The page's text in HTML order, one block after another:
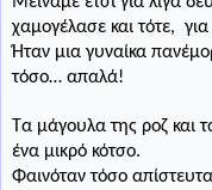
χαμογέλασε καιτότε,
Ήταν μια γυναίκα
τόσο… απαλά!
Τα μάγουλα της ροζ και
ένα μικρό κότσο.
Φαινόταν τόσο